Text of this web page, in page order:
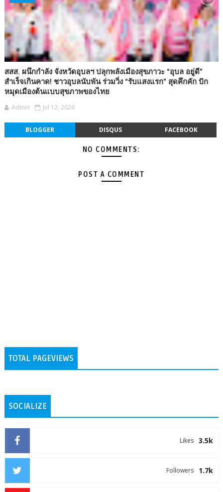
สสส. ผนึกกำลัง จังหวัดอุบลฯ ปลุกพลังเมืองสุขภาวะ “อุบล อยู่ดี”
สำเร็จเกินคาด! ชาวอุบลนับพัน ร่วมวิ่ง “รับแสงแรก” สุดคึกคัก ปัก
หมุดเมืองต้นแบบสุขภาพของไทย
Admin Jul 12, 2026
BLOGGER DISQUS FACEBOOK
NO COMMENTS:
POST A COMMENT
TOTAL PAGEVIEWS
SOCIALIZE
3.5k
Likes
1.7k
Followers